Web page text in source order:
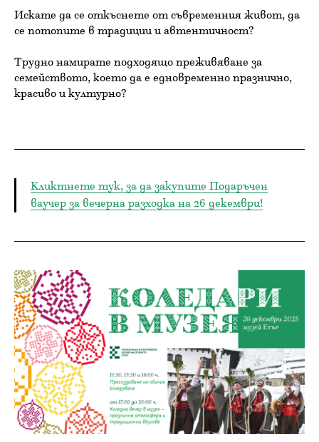
Искате да се откъснете от съвременния живот, да
се потопите в традиции и автентичност?
Трудно намирате подходящо преживяване за
семейството, което да е едновременно празнично,
красиво и културно?
Кликтнете тук, за да закупите Подаръчен
ваучер за вечерна разходка на 26 декември!